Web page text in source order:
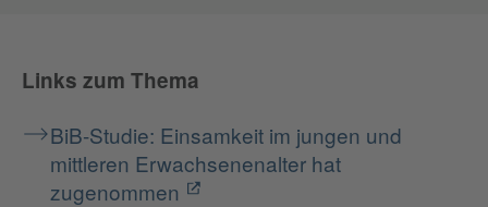
Links zum Thema
BiB-Studie: Einsamkeit im jungen und
mittleren Erwachsenenalter hat
zugenommen